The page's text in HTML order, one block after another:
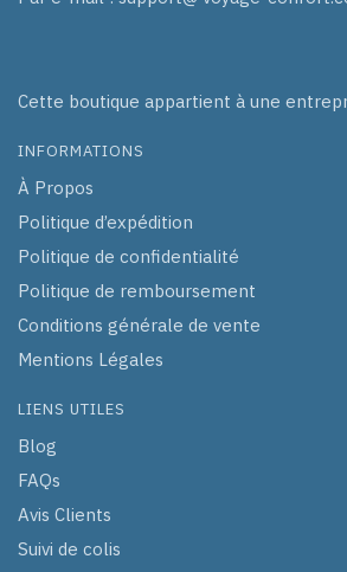
Cette boutique appartient à une
INFORMATIONS
À Propos
Politique d’expédition
Politique de confidentialité
Politique de remboursement
Conditions générale de vente
Mentions Légales
LIENS UTILES
Blog
FAQs
Avis Clients
Suivi de colis